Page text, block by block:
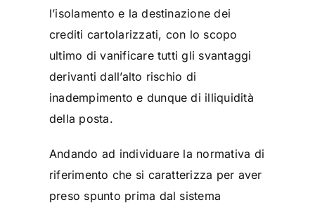
l’isolamento e la destinazione dei
crediti cartolarizzati, con lo scopo
ultimo di vanificare tutti gli svantaggi
derivanti dall’alto rischio di
inadempimento e dunque di illiquidità
della posta.
Andando ad individuare la normativa di
riferimento che si caratterizza per aver
preso spunto prima dal sistema